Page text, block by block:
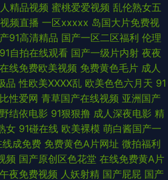
飞 人妖伪娘重口一区 91黑黄网 浮淫久视频网
解网官网免费 精品国产福利 无码三级网 91桃色
人人艹逼 国产91尤物视频网址 日韩精品国产成
先锋资源av站 白丝被内射 老司机久久看高清
本阿v网站 91传媒免费视频 www页网页在线
海外精品1区 色色热99 91尤物网友 久热服务
精品视频 蜜桃爱爱视频 乱伦熟女五
频直播 一区xxxxx 岛国大片免费视
91高清精品 国产一区二区福利 伦理
91自拍在线观看 国产一级片内射 夜夜
在线免费欧美视频 免费黄色毛片 成人
品 性欧美ⅩⅩⅩⅩ乱 欧美色色六月天 91
性爱网 青草国产在线视频 亚洲国产
结依电影 91狠狠撸 成人深夜电影 精
女 91碰在线 欧美裸模 萌白酱国产一
成免费 免费黄色A片网址 微拍福利
频 国产原创区色花堂 在线免费黄A片
夜免费视频 人妖射精 国产屁屁 国产